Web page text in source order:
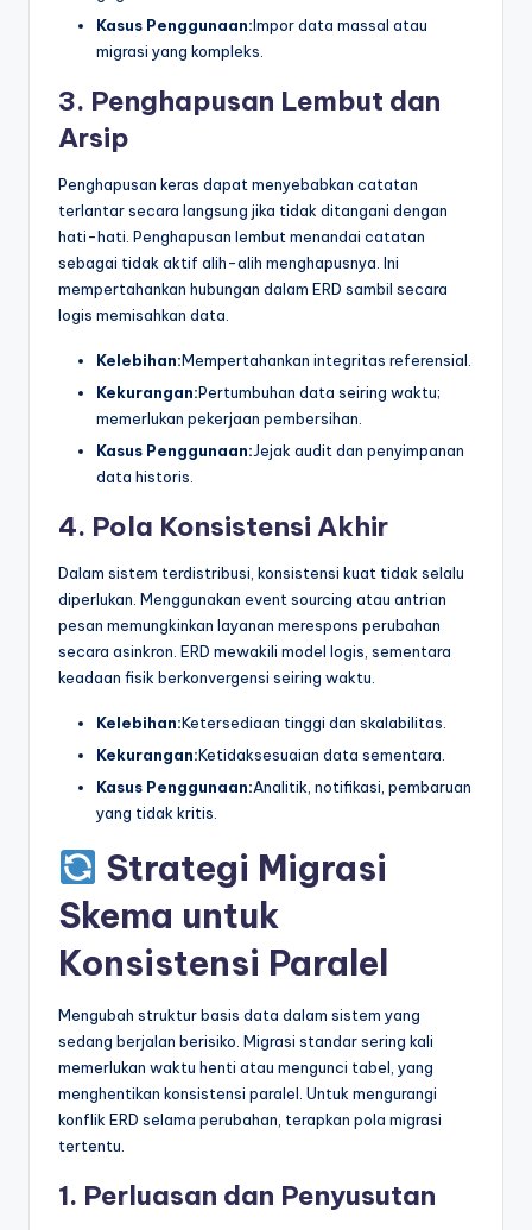
Kasus Penggunaan:Impor data massal atau
migrasi yang kompleks.
3. Penghapusan Lembut dan
Arsip
Penghapusan keras dapat menyebabkan catatan
terlantar secara langsung jika tidak ditangani dengan
hati-hati. Penghapusan lembut menandai catatan
sebagai tidak aktif alih-alih menghapusnya. Ini
mempertahankan hubungan dalam ERD sambil secara
logis memisahkan data.
Kelebihan:Mempertahankan integritas referensial.
Kekurangan:Pertumbuhan data seiring waktu;
memerlukan pekerjaan pembersihan.
Kasus Penggunaan:Jejak audit dan penyimpanan
data historis.
4. Pola Konsistensi Akhir
Dalam sistem terdistribusi, konsistensi kuat tidak selalu
diperlukan. Menggunakan event sourcing atau antrian
pesan memungkinkan layanan merespons perubahan
secara asinkron. ERD mewakili model logis, sementara
keadaan fisik berkonvergensi seiring waktu.
Kelebihan:Ketersediaan tinggi dan skalabilitas.
Kekurangan:Ketidaksesuaian data sementara.
Kasus Penggunaan:Analitik, notifikasi, pembaruan
yang tidak kritis.
Strategi Migrasi
Skema untuk
Konsistensi Paralel
Mengubah struktur basis data dalam sistem yang
sedang berjalan berisiko. Migrasi standar sering kali
memerlukan waktu henti atau mengunci tabel, yang
menghentikan konsistensi paralel. Untuk mengurangi
konflik ERD selama perubahan, terapkan pola migrasi
tertentu.
1. Perluasan dan Penyusutan